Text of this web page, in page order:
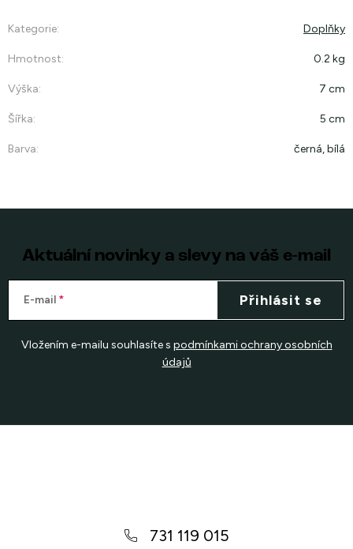
Kategorie: Doplňky
Hmotnost: 0.2 kg
Výška: 7 cm
Šířka: 5 cm
Barva: černá, bílá
Aktuální novinky a slevy na váš e-mail
E-mail
Vložením e-mailu souhlasíte s podmínkami ochrany osobních
údajů
Přihlásit se
731 119 015